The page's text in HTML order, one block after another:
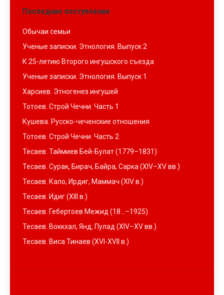
Последние поступления
Обычаи семьи
Ученые записки. Этнология. Выпуск 2
К 25-летию Второго ингушского съезда
Ученые записки. Этнология. Выпуск 1
Харсиев. Этногенез ингушей
Тотоев. Строй Чечни. Часть 1
Кушева. Русско-чеченские отношения
Тотоев. Строй Чечни. Часть 2
Тесаев. Таймиев Бей-Булат (1779–1831)
Тесаев. Сурак, Бирач, Байра, Сарка (XIV–XV вв.)
Тесаев. Кало, Ирдиг, Маммач (XIV в.)
Тесаев. Идиг (XIII в.)
Тесаев. Гебертоев Межид (18…–1925)
Тесаев. Воккхал, Янд, Пулад (XIV–XV вв.)
Тесаев. Виса Тинаев (XVI-XVII в.)